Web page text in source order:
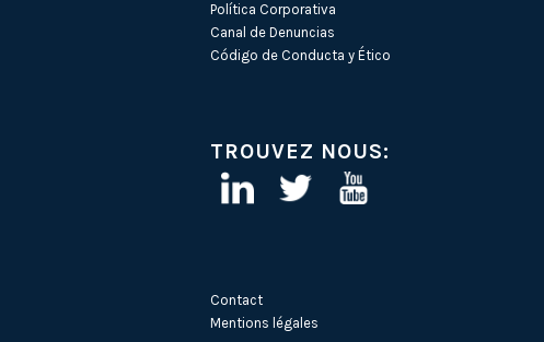
Política Corporativa
Canal de Denuncias
Código de Conducta y Ético
TROUVEZ NOUS:
Contact
Mentions légales